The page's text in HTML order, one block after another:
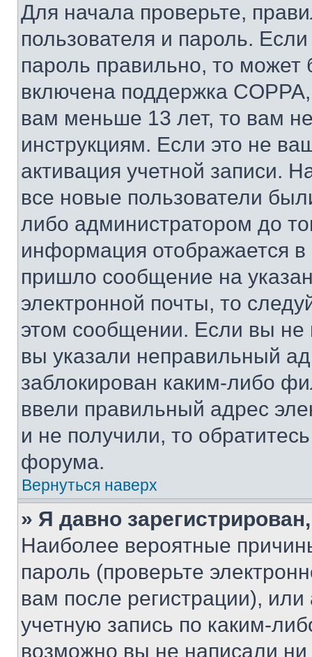
Для начала проверьте,
пользователя и пароль.
пароль правильно, то может
включена поддержка
вам меньше 13 лет, то вам
инструкциям. Если это не
активация учетной записи.
все новые пользователи
либо администратором до
информация отображается
пришло сообщение на
электронной почты, то
этом сообщении. Если вы
вы указали неправильный
заблокирован каким-либо
ввели правильный адрес
и не получили, то
форума.
Вернуться наверх
» Я давно
Наиболее вероятные
пароль (проверьте
вам после регистрации),
учетную запись по каким-
возможно вы не написали